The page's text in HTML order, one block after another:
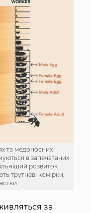
та медоносних
в запечатаних
розвиток
трутневі комірки,
за